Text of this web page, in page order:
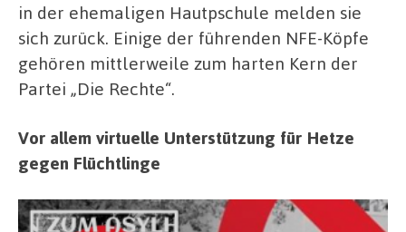
in der ehemaligen Hautpschule melden sie
sich zurück. Einige der führenden NFE-Köpfe
gehören mittlerweile zum harten Kern der
Partei „Die Rechte“.
Vor allem virtuelle Unterstützung für Hetze
gegen Flüchtlinge